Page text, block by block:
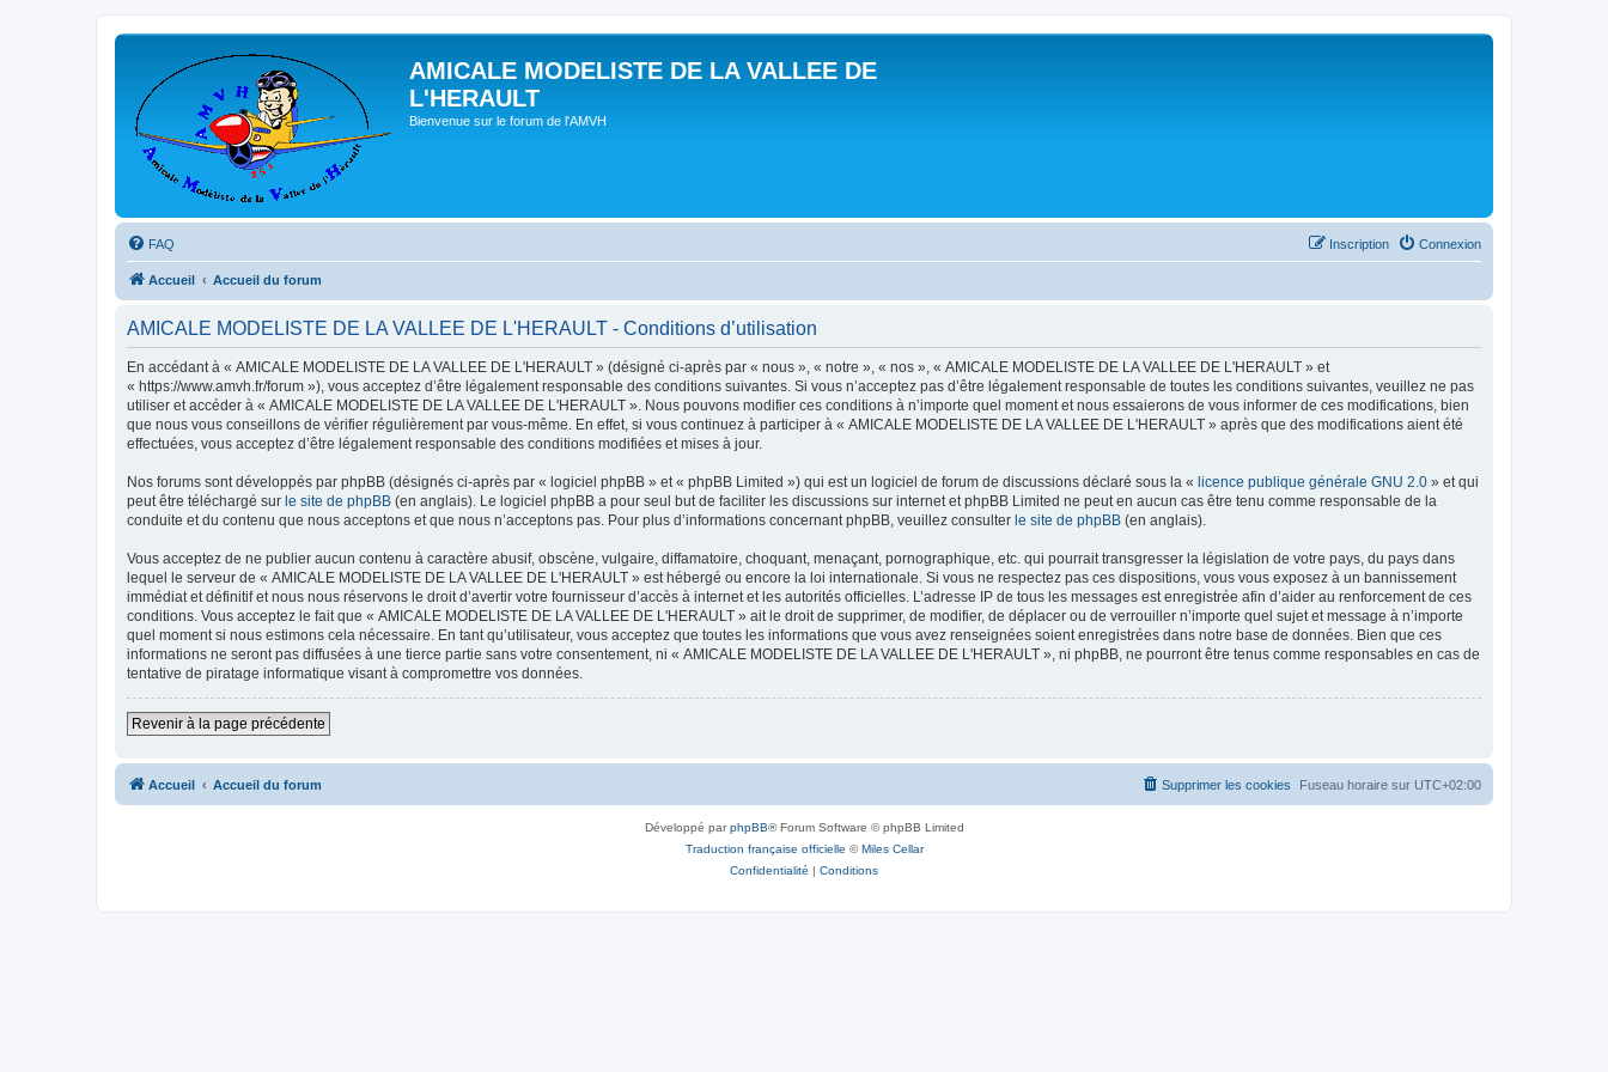
AMICALE MODELISTE DE LA VALLEE DE
L'HERAULT
Bienvenue sur le forum de l'AMVH
FAQ Connexion
Inscription
Accueil Accueil du forum
AMICALE MODELISTE DE LA VALLEE DE L'HERAULT - Conditions d’utilisation
En accédant à « AMICALE MODELISTE DE LA VALLEE DE L'HERAULT » (désigné ci-après par « nous », « notre », « nos », « AMICALE MODELISTE DE LA VALLEE DE L'HERAULT » et
« https://www.amvh.fr/forum »), vous acceptez d’être légalement responsable des conditions suivantes. Si vous n’acceptez pas d’être légalement responsable de toutes les conditions suivantes, veuillez ne pas
utiliser et accéder à « AMICALE MODELISTE DE LA VALLEE DE L'HERAULT ». Nous pouvons modifier ces conditions à n’importe quel moment et nous essaierons de vous informer de ces modifications, bien
que nous vous conseillons de vérifier régulièrement par vous-même. En effet, si vous continuez à participer à « AMICALE MODELISTE DE LA VALLEE DE L'HERAULT » après que des modifications aient été
effectuées, vous acceptez d’être légalement responsable des conditions modifiées et mises à jour.
Nos forums sont développés par phpBB (désignés ci-après par « logiciel phpBB » et « phpBB Limited ») qui est un logiciel de forum de discussions déclaré sous la « licence publique générale GNU 2.0 » et qui
peut être téléchargé sur le site de phpBB (en anglais). Le logiciel phpBB a pour seul but de faciliter les discussions sur internet et phpBB Limited ne peut en aucun cas être tenu comme responsable de la
conduite et du contenu que nous acceptons et que nous n’acceptons pas. Pour plus d’informations concernant phpBB, veuillez consulter le site de phpBB (en anglais).
Vous acceptez de ne publier aucun contenu à caractère abusif, obscène, vulgaire, diffamatoire, choquant, menaçant, pornographique, etc. qui pourrait transgresser la législation de votre pays, du pays dans
lequel le serveur de « AMICALE MODELISTE DE LA VALLEE DE L'HERAULT » est hébergé ou encore la loi internationale. Si vous ne respectez pas ces dispositions, vous vous exposez à un bannissement
immédiat et définitif et nous nous réservons le droit d’avertir votre fournisseur d’accès à internet et les autorités officielles. L’adresse IP de tous les messages est enregistrée afin d’aider au renforcement de ces
conditions. Vous acceptez le fait que « AMICALE MODELISTE DE LA VALLEE DE L'HERAULT » ait le droit de supprimer, de modifier, de déplacer ou de verrouiller n’importe quel sujet et message à n’importe
quel moment si nous estimons cela nécessaire. En tant qu’utilisateur, vous acceptez que toutes les informations que vous avez renseignées soient enregistrées dans notre base de données. Bien que ces
informations ne seront pas diffusées à une tierce partie sans votre consentement, ni « AMICALE MODELISTE DE LA VALLEE DE L'HERAULT », ni phpBB, ne pourront être tenus comme responsables en cas de
tentative de piratage informatique visant à compromettre vos données.
Revenir à la page précédente
Accueil Accueil du forum Fuseau horaire sur UTC+02:00
Supprimer les cookies
Développé parphpBB® Forum Software © phpBB Limited
Traduction française officielle ©Miles Cellar
Confidentialité | Conditions